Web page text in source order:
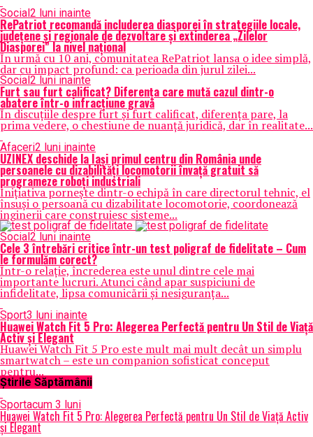
Social 2 luni inainte
RePatriot recomandă includerea diasporei în strategiile locale,
județene și regionale de dezvoltare și extinderea „Zilelor
Diasporei” la nivel național
În urmă cu 10 ani, comunitatea RePatriot lansa o idee simplă,
dar cu impact profund: ca perioada din jurul zilei...
Social 2 luni inainte
Furt sau furt calificat? Diferența care mută cazul dintr-o
abatere într-o infracțiune gravă
În discuțiile despre furt și furt calificat, diferența pare, la
prima vedere, o chestiune de nuanță juridică, dar în realitate...
Afaceri2 luni inainte
UZINEX deschide la Iași primul centru din România unde
persoanele cu dizabilități locomotorii învață gratuit să
programeze roboți industriali
Inițiativa pornește dintr-o echipă în care directorul tehnic, el
însuși o persoană cu dizabilitate locomotorie, coordonează
inginerii care construiesc sisteme...
Social 2 luni inainte
Cele 3 întrebări critice într-un test poligraf de fidelitate – Cum
le formulăm corect?
Într-o relație, încrederea este unul dintre cele mai
importante lucruri. Atunci când apar suspiciuni de
infidelitate, lipsa comunicării și nesiguranța...
Sport3 luni inainte
Huawei Watch Fit 5 Pro: Alegerea Perfectă pentru Un Stil de Viață
Activ și Elegant
Huawei Watch Fit 5 Pro este mult mai mult decât un simplu
smartwatch – este un companion sofisticat conceput
pentru...
Știrile Săptămânii
Sportacum 3 luni
Huawei Watch Fit 5 Pro: Alegerea Perfectă pentru Un Stil de Viață Activ
și Elegant